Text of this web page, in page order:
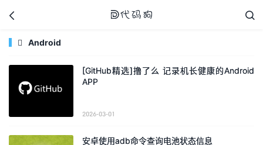

 
 Android
[GitHub精选]撸了么 记录机长健康的Android
APP
2026-03-01
安卓使用adb命令查询电池状态信息